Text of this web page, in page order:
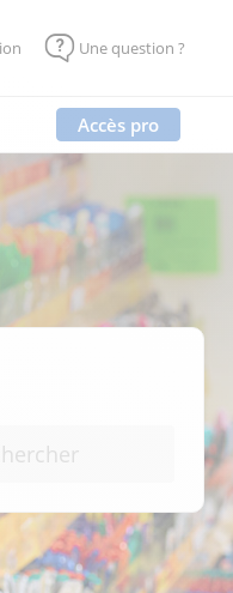
Une question ?
Accès pro